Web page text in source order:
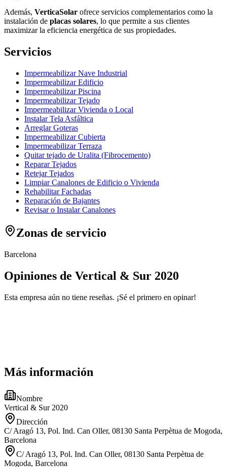
Además, VerticaSolar ofrece servicios complementarios como la
instalación de placas solares, lo que permite a sus clientes
maximizar la eficiencia energética de sus propiedades.
Servicios
Impermeabilizar Nave Industrial
Impermeabilizar Edificio
Impermeabilizar Piscina
Impermeabilizar Tejado
Impermeabilizar Vivienda o Local
Instalar Tela Asfáltica
Arreglar Goteras
Impermeabilizar Cubierta
Impermeabilizar Terraza
Quitar tejado de Uralita (Fibrocemento)
Reparar Tejados
Retejar Tejados
Limpiar Canalones de Edificio o Vivienda
Rehabilitar Fachadas
Reparación de Bajantes
Revisar o Instalar Canalones
Zonas de servicio
Barcelona
Opiniones de Vertical & Sur 2020
Esta empresa aún no tiene reseñas. ¡Sé el primero en opinar!
Más información
Nombre
Vertical & Sur 2020
Dirección
C/ Aragó 13, Pol. Ind. Can Oller, 08130 Santa Perpètua de Mogoda,
Barcelona
C/ Aragó 13, Pol. Ind. Can Oller, 08130 Santa Perpètua de
Mogoda, Barcelona